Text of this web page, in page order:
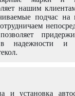
нашим
подчас
в надежности и
и установка